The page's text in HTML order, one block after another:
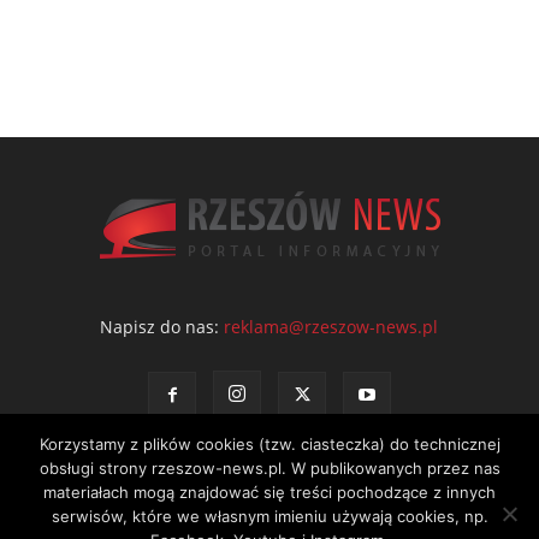
Napisz do nas: reklama@rzeszow-news.pl
Kontakt Polityka prywatności Regulamin portalu
Korzystamy z plików cookies (tzw. ciasteczka) do technicznej
obsługi strony rzeszow-news.pl. W publikowanych przez nas
materiałach mogą znajdować się treści pochodzące z innych
serwisów, które we własnym imieniu używają cookies, np.